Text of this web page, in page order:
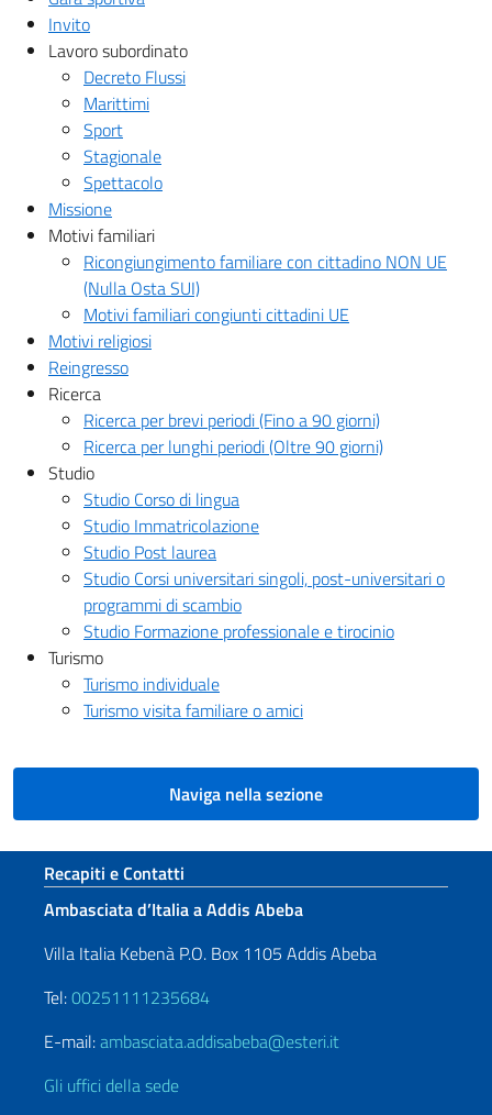
Invito
Lavoro subordinato
Decreto Flussi
Marittimi
Sport
Stagionale
Spettacolo
Missione
Motivi familiari
Ricongiungimento familiare con cittadino NON UE
(Nulla Osta SUI)
Motivi familiari congiunti cittadini UE
Motivi religiosi
Reingresso
Ricerca
Ricerca per brevi periodi (Fino a 90 giorni)
Ricerca per lunghi periodi (Oltre 90 giorni)
Studio
Studio Corso di lingua
Studio Immatricolazione
Studio Post laurea
Studio Corsi universitari singoli, post-universitari o
programmi di scambio
Studio Formazione professionale e tirocinio
Turismo
Turismo individuale
Turismo visita familiare o amici
Naviga nella sezione
Sezione footer
Recapiti e Contatti
Ambasciata d’Italia a Addis Abeba
Villa Italia Kebenà P.O. Box 1105 Addis Abeba
Tel:00251111235684
E-mail:ambasciata.addisabeba@esteri.it
Gli uffici della sede